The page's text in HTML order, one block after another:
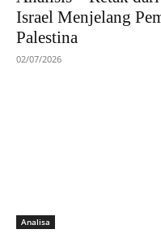
Israel Menjelang
Palestina
02/07/2026
Analisa